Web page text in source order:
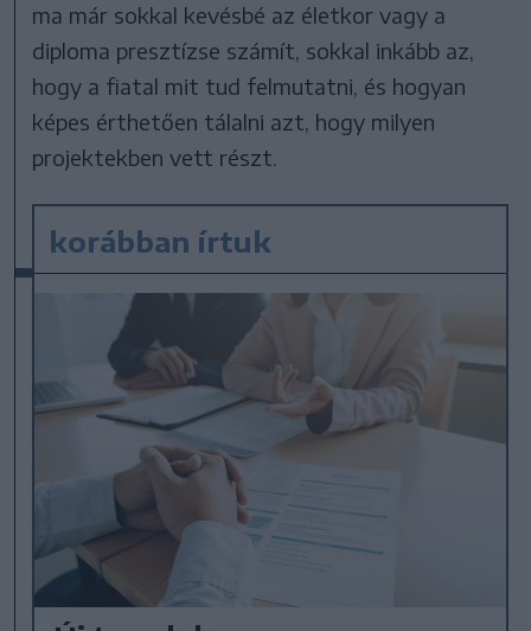
ma már sokkal kevésbé az életkor vagy a
diploma presztízse számít, sokkal inkább az,
hogy a fiatal mit tud felmutatni, és hogyan
képes érthetően tálalni azt, hogy milyen
projektekben vett részt.
korábban írtuk